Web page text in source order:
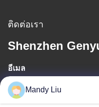
ติดต่อเรา
Shenzhen
อีเมล
Mandy Liu